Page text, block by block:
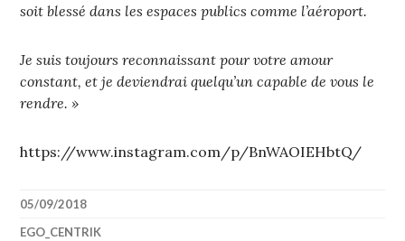
soit blessé dans les espaces publics comme l’aéroport.
Je suis toujours reconnaissant pour votre amour
constant, et je deviendrai quelqu’un capable de vous le
rendre. »
https://www.instagram.com/p/BnWAOIEHbtQ/
05/09/2018
EGO_CENTRIK